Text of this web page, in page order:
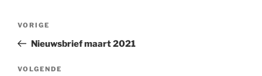
Vorig
bericht
VORIGE
Nieuwsbrief maart 2021
Volgend
VOLGENDE